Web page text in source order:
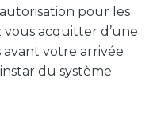
pour les
vous acquitter d’une
avant votre arrivée
du système